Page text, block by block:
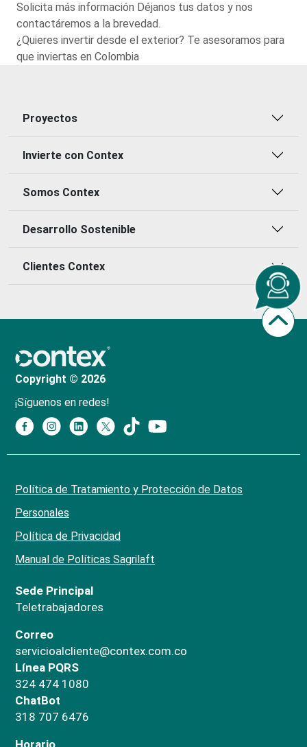
Solicita más información Déjanos tus datos y nos
contactáremos a la brevedad.
¿Quieres invertir desde el exterior? Te asesoramos para
que inviertas en Colombia
Proyectos
Invierte con Contex
Somos Contex
Desarrollo Sostenible
Clientes Contex
Copyright © 2026
¡Síguenos en redes!
Política de Tratamiento y Protección de Datos
Personales
Política de Privacidad
Manual de Políticas Sagrilaft
Sede Principal
Teletrabajadores
Correo
servicioalcliente@contex.com.co
Línea PQRS
324 474 1080
ChatBot
318 707 6476
Horario